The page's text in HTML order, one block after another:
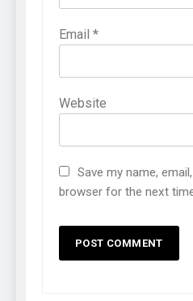
Email *
Website
Save my name,
browser for the next